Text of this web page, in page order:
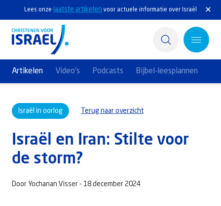
Lees onze laatste artikelen voor actuele informatie over Israël
Artikelen Video's Podcasts Bijbel-leesplannen
Actief
Ontdek
Steun Israël
Israël in oorlog Terug naar overzicht
Israël en Iran: Stilte voor
de storm?
Door Yochanan Visser - 18 december 2024